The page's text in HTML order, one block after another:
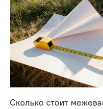
Сколько стоит